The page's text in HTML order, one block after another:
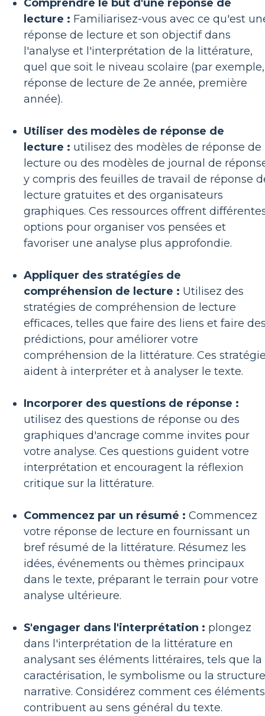
Comprendre le but d'une réponse de
lecture : Familiarisez-vous avec ce qu'est
réponse de lecture et son objectif dans
l'analyse et l'interprétation de la littérature,
quel que soit le niveau scolaire (par exemple,
réponse de lecture de 2e année, première
année).
Utiliser des modèles de réponse de
lecture : utilisez des modèles de réponse de
lecture ou des modèles de journal de
y compris des feuilles de travail de réponse
lecture gratuites et des organisateurs
graphiques. Ces ressources offrent
options pour organiser vos pensées et
favoriser une analyse plus approfondie.
Appliquer des stratégies de
compréhension de lecture : Utilisez des
stratégies de compréhension de lecture
efficaces, telles que faire des liens et faire
prédictions, pour améliorer votre
compréhension de la littérature. Ces
aident à interpréter et à analyser le texte.
Incorporer des questions de réponse :
utilisez des questions de réponse ou des
graphiques d'ancrage comme invites pour
votre analyse. Ces questions guident votre
interprétation et encouragent la réflexion
critique sur la littérature.
Commencez par un résumé : Commencez
votre réponse de lecture en fournissant un
bref résumé de la littérature. Résumez les
idées, événements ou thèmes principaux
dans le texte, préparant le terrain pour votre
analyse ultérieure.
S'engager dans l'interprétation : plongez
dans l'interprétation de la littérature en
analysant ses éléments littéraires, tels que la
caractérisation, le symbolisme ou la structure
narrative. Considérez comment ces éléments
contribuent au sens général du texte.